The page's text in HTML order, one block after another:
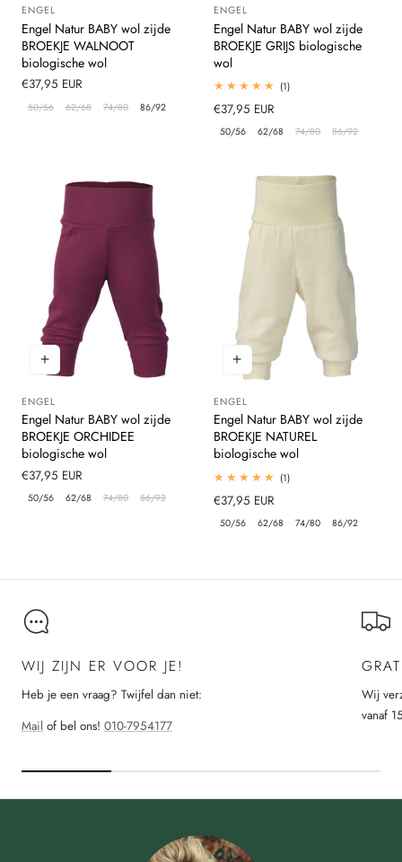
Leverancier:
ENGEL
Engel Natur BABY wol zijde
BROEKJE WALNOOT
biologische wol
Normale
prijs
€37,95 EUR
50/56 62/68 74/80 86/92
Leverancier:
ENGEL
Engel Natur BABY wol zijde
BROEKJE GRIJS biologische
wol
(1)1
Normale
prijs
€37,95 EUR
50/56 62/68 74/80 86/92
Leverancier:
ENGEL
Engel Natur BABY wol zijde
BROEKJE ORCHIDEE
biologische wol
Normale
prijs
€37,95 EUR
50/56 62/68 74/80 86/92
Leverancier:
ENGEL
Engel Natur BABY wol zijde
BROEKJE NATUREL
biologische wol
(1)1
Normale
prijs
€37,95 EUR
50/56 62/68 74/80 86/92
WIJ ZIJN ER VOOR JE!
Heb je een vraag? Twijfel dan niet:
Mail of bel ons! 010-7954177
Wij
vanaf